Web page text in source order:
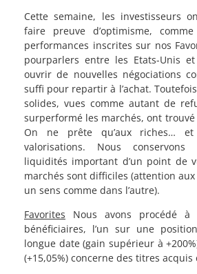
Cette semaine, les investisseurs
faire preuve d’optimisme,
performances inscrites sur nos
pourparlers entre les Etats-Unis
ouvrir de nouvelles négociations
suffi pour repartir à l’achat.
solides, vues comme autant de
surperformé les marchés, ont trouvé
On ne prête qu’aux riches… et
valorisations. Nous
liquidités important d’un point de
marchés sont difficiles (attention
un sens comme dans l’autre).
Favorites Nous avons procédé à
bénéficiaires, l’un sur une
longue date (gain supérieur à
(+15,05%) concerne des titres